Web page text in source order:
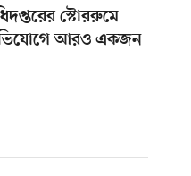
স্টোররুমে
আরও একজন